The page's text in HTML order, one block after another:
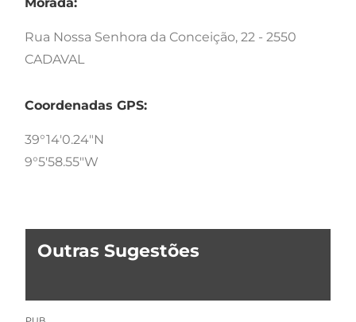
Rua Nossa Senhora da Conceição, 22 - 2550
CADAVAL
Coordenadas GPS:
39°14'0.24"N
9°5'58.55"W
Outras Sugestões